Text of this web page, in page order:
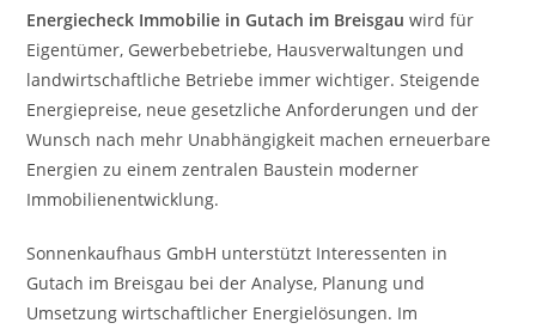
Energiecheck Immobilie in Gutach im Breisgau wird für
Eigentümer, Gewerbebetriebe, Hausverwaltungen und
landwirtschaftliche Betriebe immer wichtiger. Steigende
Energiepreise, neue gesetzliche Anforderungen und der
Wunsch nach mehr Unabhängigkeit machen erneuerbare
Energien zu einem zentralen Baustein moderner
Immobilienentwicklung.
Sonnenkaufhaus GmbH unterstützt Interessenten in
Gutach im Breisgau bei der Analyse, Planung und
Umsetzung wirtschaftlicher Energielösungen. Im